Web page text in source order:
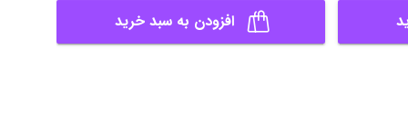
افزودن به سبد خرید